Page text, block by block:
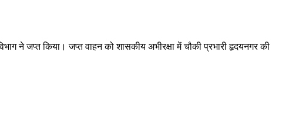
ने जप्त किया। जप्त वाहन को शासकीय अभीरक्षा में चौकी प्रभारी हृदयनगर की